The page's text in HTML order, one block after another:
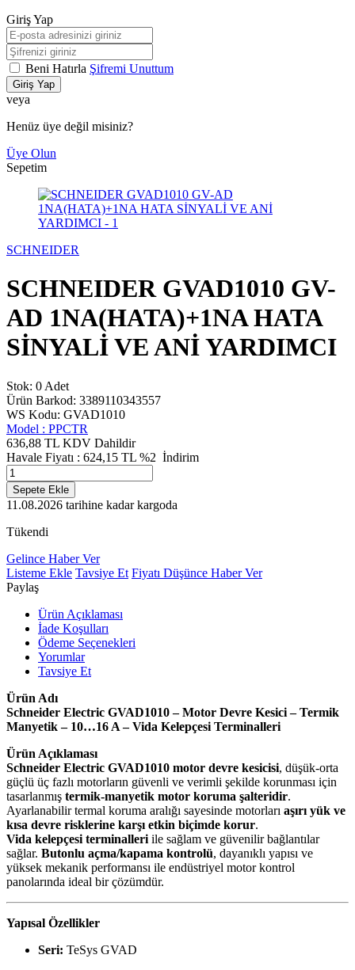
Giriş Yap
Beni Hatırla Şifremi Unuttum
Giriş Yap
veya
Henüz üye değil misiniz?
Üye Olun
Sepetim
SCHNEIDER
SCHNEIDER GVAD1010 GV-
AD 1NA(HATA)+1NA HATA
SİNYALİ VE ANİ YARDIMCI
Stok: 0 Adet
Ürün Barkod: 3389110343557
WS Kodu: GVAD1010
Model : PPCTR
636,88 TL KDV Dahildir
Havale Fiyatı : 624,15 TL %2 İndirim
Sepete Ekle
11.08.2026 tarihine kadar kargoda
Tükendi
Gelince Haber Ver
Listeme Ekle Tavsiye Et Fiyatı Düşünce Haber Ver
Paylaş
Ürün Açıklaması
İade Koşulları
Ödeme Seçenekleri
Yorumlar
Tavsiye Et
Ürün Adı
Schneider Electric GVAD1010 – Motor Devre Kesici – Termik
Manyetik – 10…16 A – Vida Kelepçesi Terminalleri
Ürün Açıklaması
Schneider Electric GVAD1010 motor devre kesicisi, düşük-orta
güçlü üç fazlı motorların güvenli ve verimli şekilde korunması için
tasarlanmış termik-manyetik motor koruma şalteridir.
Ayarlanabilir termal koruma aralığı sayesinde motorları aşırı yük ve
kısa devre risklerine karşı etkin biçimde korur.
Vida kelepçesi terminalleri ile sağlam ve güvenilir bağlantılar
sağlar. Butonlu açma/kapama kontrolü, dayanıklı yapısı ve
yüksek mekanik performansı ile endüstriyel motor kontrol
panolarında ideal bir çözümdür.
Yapısal Özellikler
Seri: TeSys GVAD